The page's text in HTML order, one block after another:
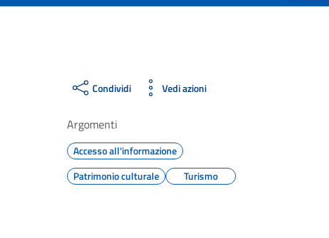
Condividi Vedi azioni
Argomenti
Accesso all'informazione
Patrimonio culturale
Turismo